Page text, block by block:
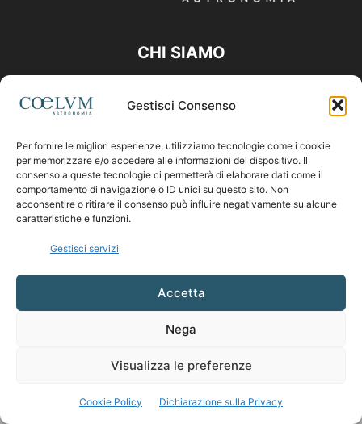
Gestisci Consenso
Per fornire le migliori esperienze, utilizziamo tecnologie come i cookie
per memorizzare e/o accedere alle informazioni del dispositivo. Il
consenso a queste tecnologie ci permetterà di elaborare dati come il
comportamento di navigazione o ID unici su questo sito. Non
acconsentire o ritirare il consenso può influire negativamente su alcune
caratteristiche e funzioni.
Gestisci servizi
Accetta
Nega
Visualizza le preferenze
Cookie Policy Dichiarazione sulla Privacy
CHI SIAMO
Contattaci:coelumastro@coelum.com
SEGUICI